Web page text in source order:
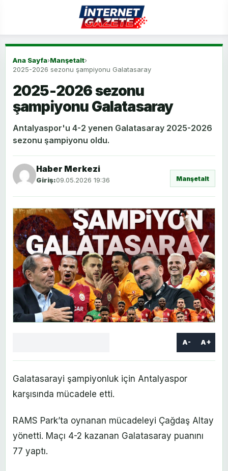
Ana Sayfa›Manşetalt›
2025-2026 sezonu şampiyonu Galatasaray
2025-2026 sezonu
şampiyonu Galatasaray
Antalyaspor'u 4-2 yenen Galatasaray 2025-2026
sezonu şampiyonu oldu.
Haber Merkezi
Giriş:09.05.2026 19:36 Manşetalt
A- A+
Galatasarayi şampiyonluk için Antalyaspor
karşısında mücadele etti.
RAMS Park’ta oynanan mücadeleyi Çağdaş Altay
yönetti. Maçı 4-2 kazanan Galatasaray puanını
77 yaptı.